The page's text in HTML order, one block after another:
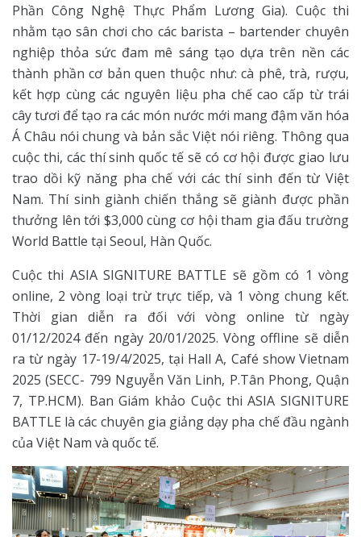
Phần Công Nghệ Thực Phẩm Lương Gia). Cuộc thi
nhằm tạo sân chơi cho các barista – bartender chuyên
nghiệp thỏa sức đam mê sáng tạo dựa trên nền các
thành phần cơ bản quen thuộc như: cà phê, trà, rượu,
kết hợp cùng các nguyên liệu pha chế cao cấp từ trái
cây tươi để tạo ra các món nước mới mang đậm văn hóa
Á Châu nói chung và bản sắc Việt nói riêng. Thông qua
cuộc thi, các thí sinh quốc tế sẽ có cơ hội được giao lưu
trao dồi kỹ năng pha chế với các thí sinh đến từ Việt
Nam. Thí sinh giành chiến thắng sẽ giành được phần
thưởng lên tới $3,000 cùng cơ hội tham gia đấu trường
World Battle tại Seoul, Hàn Quốc.
Cuộc thi ASIA SIGNITURE BATTLE sẽ gồm có 1 vòng
online, 2 vòng loại trừ trực tiếp, và 1 vòng chung kết.
Thời gian diễn ra đối với vòng online từ ngày
01/12/2024 đến ngày 20/01/2025. Vòng offline sẽ diễn
ra từ ngày 17-19/4/2025, tại Hall A, Café show Vietnam
2025 (SECC- 799 Nguyễn Văn Linh, P.Tân Phong, Quận
7, TP.HCM). Ban Giám khảo Cuộc thi ASIA SIGNITURE
BATTLE là các chuyên gia giảng dạy pha chế đầu ngành
của Việt Nam và quốc tế.